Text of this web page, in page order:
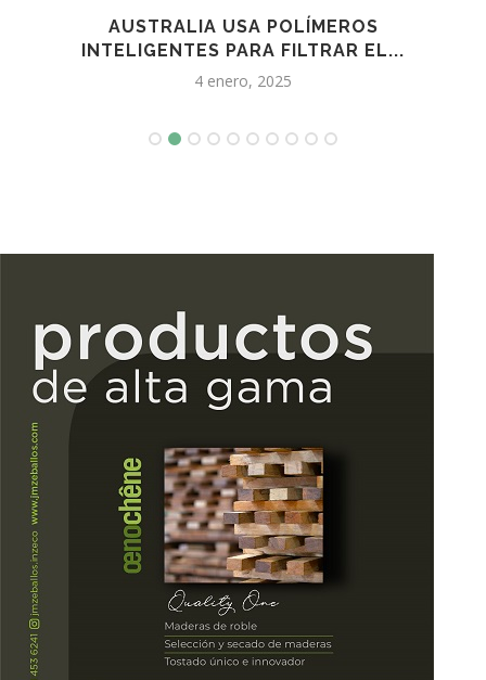
AUSTRALIA USA POLÍMEROS
INTELIGENTES PARA FILTRAR EL...
4 enero, 2025